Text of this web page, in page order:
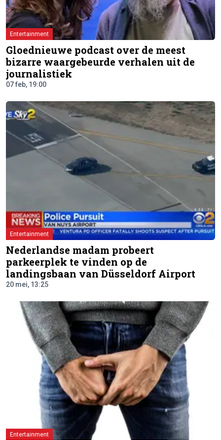
Entertainment
Gloednieuwe podcast over de meest
bizarre waargebeurde verhalen uit de
journalistiek
07 feb, 19:00
Entertainment
Nederlandse madam probeert
parkeerplek te vinden op de
landingsbaan van Düsseldorf Airport
20 mei, 13:25
Entertainment